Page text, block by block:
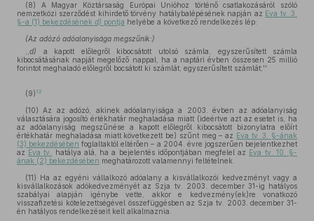
(8) A Magyar Köztársaság Európai Unióhoz történő csatlakozásáról szóló
nemzetközi szerződést kihirdető törvény hatálybalépésének napján az Eva tv. 3.
§-a (1) bekezdésének d) pontja helyébe a következő rendelkezés lép:
(Az adózó adóalanyisága megszűnik:)
d) a kapott előlegről kibocsátott utolsó számla, egyszerűsített számla
kibocsátásának napját megelőző nappal, ha a naptári évben összesen 25 millió
forintot meghaladó előlegről bocsátott ki számlát, egyszerűsített számlát;''
(9) 12
(10) Az az adózó, akinek adóalanyisága a 2003. évben az adóalanyiság
választására jogosító értékhatár meghaladása miatt (ideértve azt az esetet is, ha
az adóalanyiság megszűnése a kapott előlegről kibocsátott bizonylatra előírt
értékhatár meghaladása miatt következett be) szűnt meg – az Eva tv. 3. §-ának
(3) bekezdésében foglaltaktól eltérően – a 2004. évre jogszerűen bejelentkezhet
az Eva tv. hatálya alá, ha a bejelentés időpontjában megfelel az Eva tv. 10. §-
ának (2) bekezdésében meghatározott valamennyi feltételnek.
(11) Ha az egyéni vállalkozó adóalany a kisvállalkozói kedvezményt vagy a
kisvállalkozások adókedvezményét az Szja tv. 2003. december 31-ig hatályos
szabályai alapján igénybe vette, akkor e kedvezmény(ek)re vonatkozó
visszafizetési kötelezettségével összefüggésben az Szja tv. 2003. december 31-
én hatályos rendelkezéseit kell alkalmaznia.